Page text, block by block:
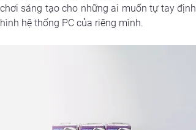
chơi sáng tạo cho những ai muốn tự tay định
hình hệ thống PC của riêng mình.